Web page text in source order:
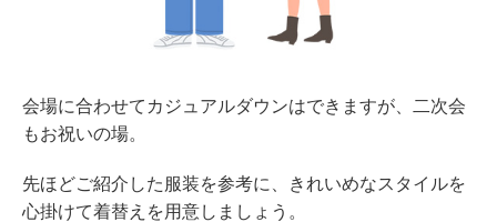
会場に合わせてカジュアルダウンはできますが、二次会
もお祝いの場。
先ほどご紹介した服装を参考に、きれいめなスタイルを
心掛けて着替えを用意しましょう。